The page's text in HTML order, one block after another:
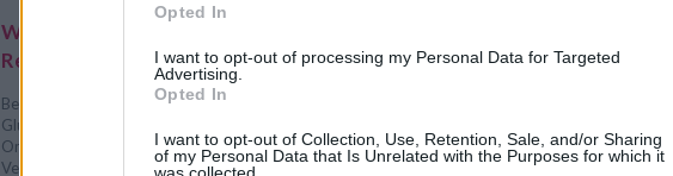
Opted In
I want to opt-out of processing my Personal Data for Targeted
Advertising.
Opted In
I want to opt-out of Collection, Use, Retention, Sale, and/or Sharing
of my Personal Data that Is Unrelated with the Purposes for which it
was collected.
Weitere interessante
Rezeptsammlungen
Beilagen Rezepte Dessert Rezepte
Glutenfreie Rezepte
Omas Rezepte
Süßspeisen Rezepte/
Vegane Rezepte
Zwetschken Rezepte